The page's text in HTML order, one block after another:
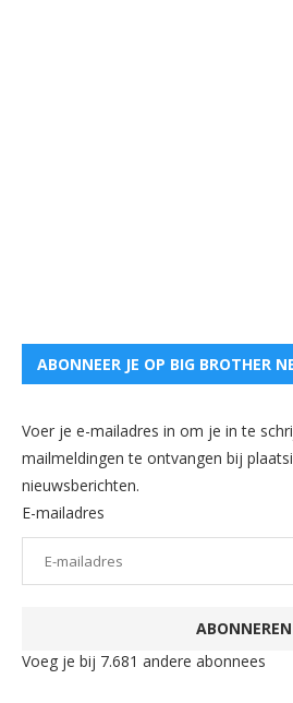
ABONNEER JE OP BIG BROTHER
Voer je e-mailadres in om je in te
mailmeldingen te ontvangen bij
nieuwsberichten.
E-mailadres
ABONNEREN
Voeg je bij 7.681 andere abonnees